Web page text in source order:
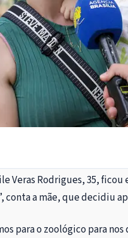
Veras Rodrigues, 35,
conta a mãe, que decidiu
para o zoológico para